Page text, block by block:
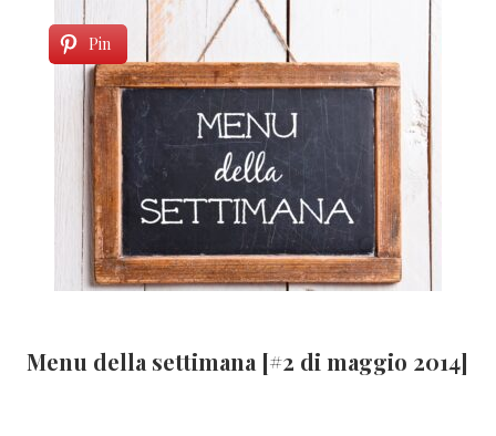
Pin
Menu della settimana [#2 di maggio 2014]